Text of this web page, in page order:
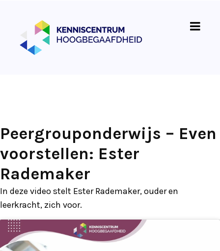
Peergrouponderwijs – Even
voorstellen: Ester
Rademaker
In deze video stelt Ester Rademaker, ouder en
leerkracht, zich voor.